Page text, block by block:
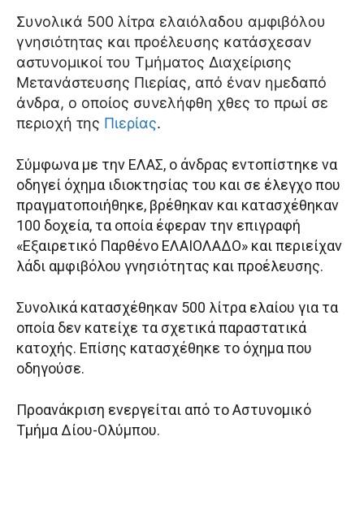
Συνολικά 500 λίτρα ελαιόλαδου αμφιβόλου
γνησιότητας και προέλευσης κατάσχεσαν
αστυνομικοί του Τμήματος Διαχείρισης
Μετανάστευσης Πιερίας, από έναν ημεδαπό
άνδρα, ο οποίος συνελήφθη χθες το πρωί σε
περιοχή της Πιερίας.
Σύμφωνα με την ΕΛΑΣ, ο άνδρας εντοπίστηκε να
οδηγεί όχημα ιδιοκτησίας του και σε έλεγχο που
πραγματοποιήθηκε, βρέθηκαν και κατασχέθηκαν
100 δοχεία, τα οποία έφεραν την επιγραφή
«Εξαιρετικό Παρθένο ΕΛΑΙΟΛΑΔΟ» και περιείχαν
λάδι αμφιβόλου γνησιότητας και προέλευσης.
Συνολικά κατασχέθηκαν 500 λίτρα ελαίου για τα
οποία δεν κατείχε τα σχετικά παραστατικά
κατοχής. Επίσης κατασχέθηκε το όχημα που
οδηγούσε.
Προανάκριση ενεργείται από το Αστυνομικό
Τμήμα Δίου-Ολύμπου.